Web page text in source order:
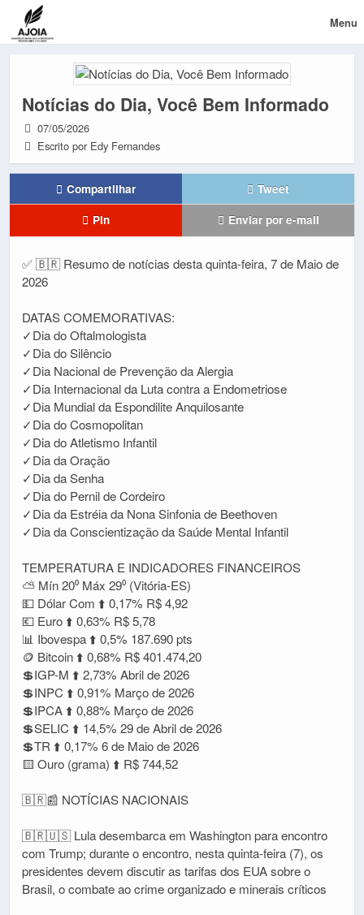
Menu
Notícias do Dia, Você Bem Informado
07/05/2026
Escrito por Edy Fernandes
Compartilhar
Tweet
Pin
Enviar por e-mail
✅ 🇧🇷 Resumo de notícias desta quinta-feira, 7 de Maio de
2026
DATAS COMEMORATIVAS:
✓Dia do Oftalmologista
✓Dia do Silêncio
✓Dia Nacional de Prevenção da Alergia
✓Dia Internacional da Luta contra a Endometriose
✓Dia Mundial da Espondilite Anquilosante
✓Dia do Cosmopolitan
✓Dia do Atletismo Infantil
✓Dia da Oração
✓Dia da Senha
✓Dia do Pernil de Cordeiro
✓Dia da Estréia da Nona Sinfonia de Beethoven
✓Dia da Conscientização da Saúde Mental Infantil
TEMPERATURA E INDICADORES FINANCEIROS
⛅ Mín 20⁰ Máx 29⁰ (Vitória-ES)
💵 Dólar Com ⬆️ 0,17% R$ 4,92
💶 Euro ⬆️ 0,63% R$ 5,78
📊 Ibovespa ⬆️ 0,5% 187.690 pts
🪙 Bitcoin ⬆️ 0,68% R$ 401.474,20
💲IGP-M ⬆️ 2,73% Abril de 2026
💲INPC ⬆️ 0,91% Março de 2026
💲IPCA ⬆️ 0,88% Março de 2026
💲SELIC ⬆️ 14,5% 29 de Abril de 2026
💲TR ⬆️ 0,17% 6 de Maio de 2026
🟨 Ouro (grama) ⬆️ R$ 744,52
🇧🇷📰 NOTÍCIAS NACIONAIS
🇧🇷🇺🇸 Lula desembarca em Washington para encontro
com Trump; durante o encontro, nesta quinta-feira (7), os
presidentes devem discutir as tarifas dos EUA sobre o
Brasil, o combate ao crime organizado e minerais críticos